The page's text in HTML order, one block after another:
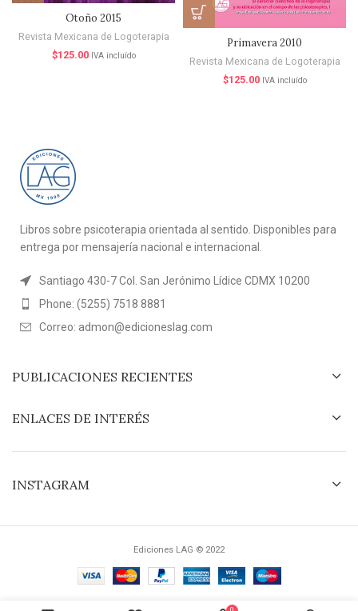
Otoño 2015
Revista Mexicana de Logoterapia
$125.00 IVA incluído
Primavera 2010
Revista Mexicana de Logoterapia
$125.00 IVA incluído
Libros sobre psicoterapia orientada al sentido. Disponibles para
entrega por mensajería nacional e internacional.
Santiago 430-7 Col. San Jerónimo Lídice CDMX 10200
Phone: (5255) 7518 8881
Correo: admon@edicioneslag.com
PUBLICACIONES RECIENTES
ENLACES DE INTERÉS
INSTAGRAM
Ediciones LAG © 2022